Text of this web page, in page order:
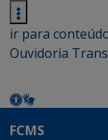
ir para
Ouvidoria
FCMS